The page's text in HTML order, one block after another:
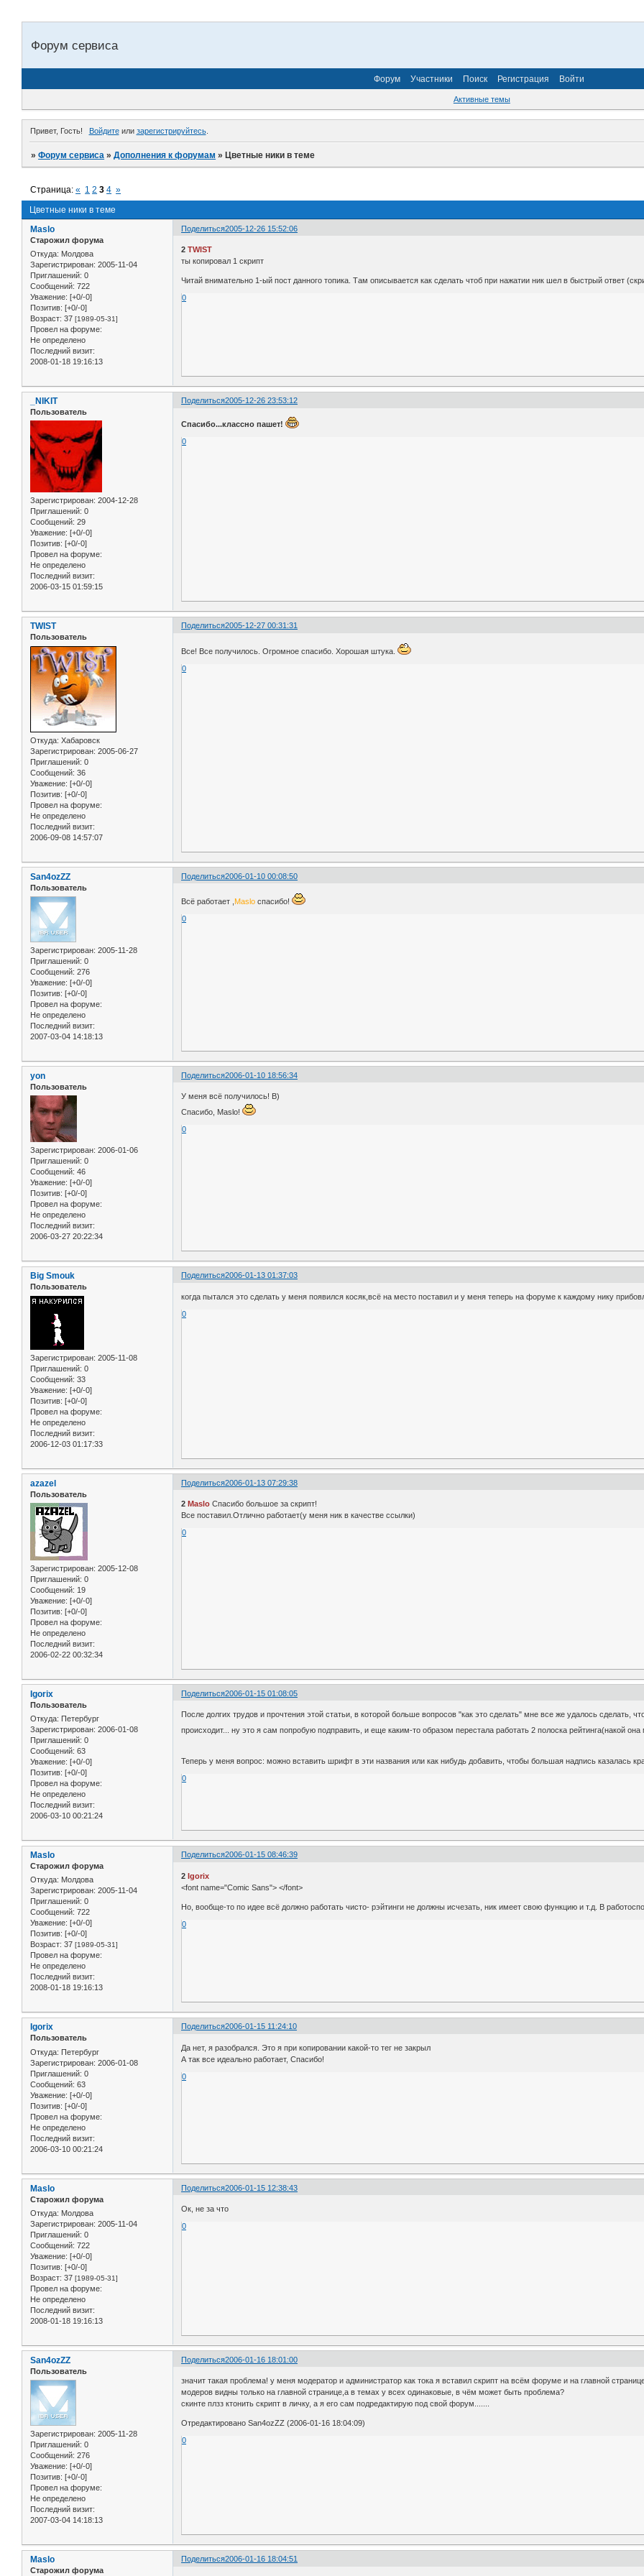
Форум сервиса
Форум Участники Поиск Регистрация Войти
Активные темы
Привет, Гость! Войдитеили зарегистрируйтесь.
»Форум сервиса »Дополнения к форумам »Цветные ники в теме
Цветные ники в теме
Страница:« 1 2 3 4 »
Поделиться2005-12-26 15:52:06
Maslo
Старожил форума
Откуда: Молдова
Зарегистрирован: 2005-11-04
Приглашений: 0
Сообщений: 722
Уважение: [+0/-0]
Позитив: [+0/-0]
Возраст: 37 [1989-05-31]
Провел на форуме:
Не определено
Последний визит:
2008-01-18 19:16:13
2TWIST
ты копировал 1 скрипт
Читай внимательно 1-ый пост данного топика. Там описывается как сделать чтоб при нажатии ник шел в быстрый ответ
0
Поделиться2005-12-26 23:53:12
_NIKIT
Пользователь
Зарегистрирован: 2004-12-28
Приглашений: 0
Сообщений: 29
Уважение: [+0/-0]
Позитив: [+0/-0]
Провел на форуме:
Не определено
Последний визит:
2006-03-15 01:59:15
Спасибо...классно пашет!
0
Поделиться2005-12-27 00:31:31
TWIST
Пользователь
Откуда: Хабаровск
Зарегистрирован: 2005-06-27
Приглашений: 0
Сообщений: 36
Уважение: [+0/-0]
Позитив: [+0/-0]
Провел на форуме:
Не определено
Последний визит:
2006-09-08 14:57:07
Все! Все получилось. Огромное спасибо. Хорошая штука.
0
Поделиться2006-01-10 00:08:50
San4ozZZ
Пользователь
Зарегистрирован: 2005-11-28
Приглашений: 0
Сообщений: 276
Уважение: [+0/-0]
Позитив: [+0/-0]
Провел на форуме:
Не определено
Последний визит:
2007-03-04 14:18:13
Всё работает , Maslo спасибо!
0
Поделиться2006-01-10 18:56:34
yon
Пользователь
Зарегистрирован: 2006-01-06
Приглашений: 0
Сообщений: 46
Уважение: [+0/-0]
Позитив: [+0/-0]
Провел на форуме:
Не определено
Последний визит:
2006-03-27 20:22:34
У меня всё получилось! B)
Спасибо, Maslo!
0
Поделиться2006-01-13 01:37:03
Big Smouk
Пользователь
Зарегистрирован: 2005-11-08
Приглашений: 0
Сообщений: 33
Уважение: [+0/-0]
Позитив: [+0/-0]
Провел на форуме:
Не определено
Последний визит:
2006-12-03 01:17:33
когда пытался это сделать у меня появился косяк,всё на место поставил и у меня теперь на форуме к каждому нику
0
Поделиться2006-01-13 07:29:38
azazel
Пользователь
Зарегистрирован: 2005-12-08
Приглашений: 0
Сообщений: 19
Уважение: [+0/-0]
Позитив: [+0/-0]
Провел на форуме:
Не определено
Последний визит:
2006-02-22 00:32:34
2Maslo Спасибо большое за скрипт!
Все поставил.Отлично работает(у меня ник в качестве ссылки)
0
Поделиться2006-01-15 01:08:05
Igorix
Пользователь
Откуда: Петербург
Зарегистрирован: 2006-01-08
Приглашений: 0
Сообщений: 63
Уважение: [+0/-0]
Позитив: [+0/-0]
Провел на форуме:
Не определено
Последний визит:
2006-03-10 00:21:24
После долгих трудов и прочтения этой статьи, в которой больше вопросов "как это сделать" мне все же удалось сделать,
происходит... ну это я сам попробую подправить, и еще каким-то образом перестала работать 2 полоска рейтинга(накой
Теперь у меня вопрос: можно вставить шрифт в эти названия или как нибудь добавить, чтобы большая надпись казалась
0
Поделиться2006-01-15 08:46:39
Maslo
Старожил форума
Откуда: Молдова
Зарегистрирован: 2005-11-04
Приглашений: 0
Сообщений: 722
Уважение: [+0/-0]
Позитив: [+0/-0]
Возраст: 37 [1989-05-31]
Провел на форуме:
Не определено
Последний визит:
2008-01-18 19:16:13
2Igorix
<font name="Comic Sans"> </font>
Но, вообще-то по идее всё должно работать чисто- рэйтинги не должны исчезать, ник имеет свою функцию и т.д. В
0
Поделиться2006-01-15 11:24:10
Igorix
Пользователь
Откуда: Петербург
Зарегистрирован: 2006-01-08
Приглашений: 0
Сообщений: 63
Уважение: [+0/-0]
Позитив: [+0/-0]
Провел на форуме:
Не определено
Последний визит:
2006-03-10 00:21:24
Да нет, я разобрался. Это я при копировании какой-то тег не закрыл
А так все идеально работает, Спасибо!
0
Поделиться2006-01-15 12:38:43
Maslo
Старожил форума
Откуда: Молдова
Зарегистрирован: 2005-11-04
Приглашений: 0
Сообщений: 722
Уважение: [+0/-0]
Позитив: [+0/-0]
Возраст: 37 [1989-05-31]
Провел на форуме:
Не определено
Последний визит:
2008-01-18 19:16:13
Ок, не за что
0
Поделиться2006-01-16 18:01:00
San4ozZZ
Пользователь
Зарегистрирован: 2005-11-28
Приглашений: 0
Сообщений: 276
Уважение: [+0/-0]
Позитив: [+0/-0]
Провел на форуме:
Не определено
Последний визит:
2007-03-04 14:18:13
значит такая проблема! у меня модератор и администратор как тока я вставил скрипт на всём форуме и на главной
модеров видны только на главной странице,а в темах у всех одинаковые, в чём может быть проблема?
скинте плзз ктонить скрипт в личку, а я его сам подредактирую под свой форум.......
Отредактировано San4ozZZ (2006-01-16 18:04:09)
0
Поделиться2006-01-16 18:04:51
Maslo
Старожил форума